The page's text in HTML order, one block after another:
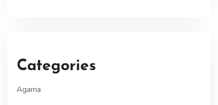
Categories
Agama